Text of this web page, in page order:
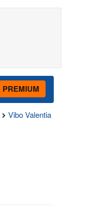
PREMIUM
Vibo Valentia